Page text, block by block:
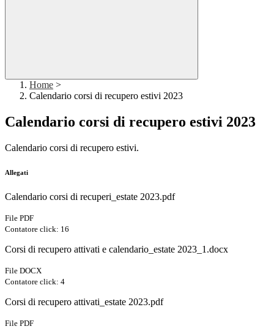
Home >
Calendario corsi di recupero estivi 2023
Calendario corsi di recupero estivi 2023
Calendario corsi di recupero estivi.
Allegati
Calendario corsi di recuperi_estate 2023.pdf
File PDF
Contatore click: 16
Corsi di recupero attivati e calendario_estate 2023_1.docx
File DOCX
Contatore click: 4
Corsi di recupero attivati_estate 2023.pdf
File PDF